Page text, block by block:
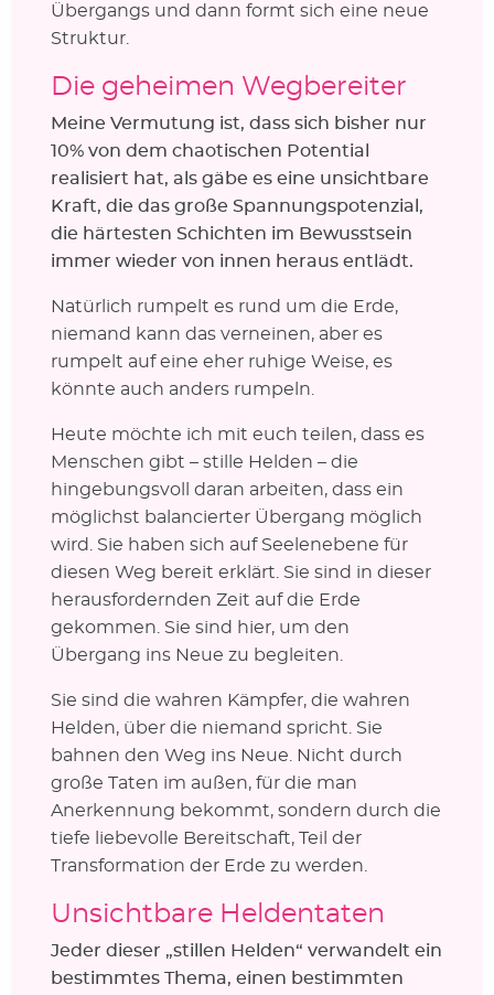
Übergangs und dann formt sich eine neue
Struktur.
Die geheimen Wegbereiter
Meine Vermutung ist, dass sich bisher nur
10% von dem chaotischen Potential
realisiert hat, als gäbe es eine unsichtbare
Kraft, die das große Spannungspotenzial,
die härtesten Schichten im Bewusstsein
immer wieder von innen heraus entlädt.
Natürlich rumpelt es rund um die Erde,
niemand kann das verneinen, aber es
rumpelt auf eine eher ruhige Weise, es
könnte auch anders rumpeln.
Heute möchte ich mit euch teilen, dass es
Menschen gibt – stille Helden – die
hingebungsvoll daran arbeiten, dass ein
möglichst balancierter Übergang möglich
wird. Sie haben sich auf Seelenebene für
diesen Weg bereit erklärt. Sie sind in dieser
herausfordernden Zeit auf die Erde
gekommen. Sie sind hier, um den
Übergang ins Neue zu begleiten.
Sie sind die wahren Kämpfer, die wahren
Helden, über die niemand spricht. Sie
bahnen den Weg ins Neue. Nicht durch
große Taten im außen, für die man
Anerkennung bekommt, sondern durch die
tiefe liebevolle Bereitschaft, Teil der
Transformation der Erde zu werden.
Unsichtbare Heldentaten
Jeder dieser „stillen Helden“ verwandelt ein
bestimmtes Thema, einen bestimmten